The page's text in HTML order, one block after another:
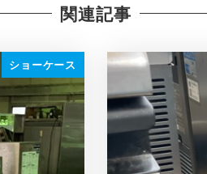
関連記事
ショーケース